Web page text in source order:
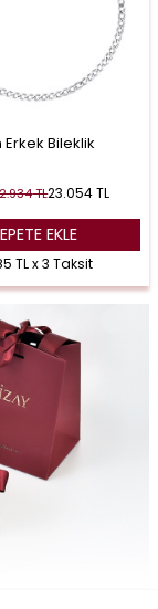
Erkek Bileklik
TL23.054TL
EKLE
TL x 3 Taksit